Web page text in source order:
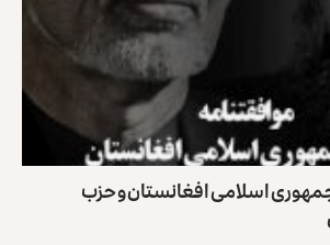
اسلامی افغانستان و حزب